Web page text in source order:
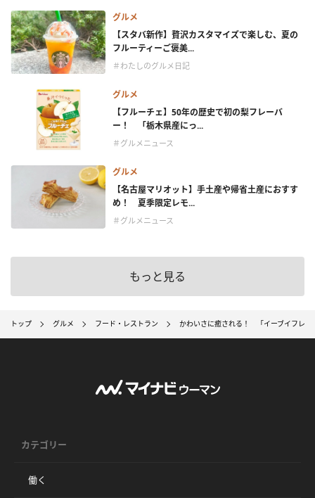
グルメ
【スタバ新作】贅沢カスタマイズで楽しむ、夏の
フルーティーご褒美...
＃わたしのグルメ日記
グルメ
【フルーチェ】50年の歴史で初の梨フレーバ
ー！ 「栃木県産にっ...
＃グルメニュース
グルメ
【名古屋マリオット】手土産や帰省土産におすす
め！ 夏季限定レモ...
＃グルメニュース
もっと見る
トップ グルメ フード・レストラン かわいさに癒される！ 「イーブイフレン
カテゴリー
働く